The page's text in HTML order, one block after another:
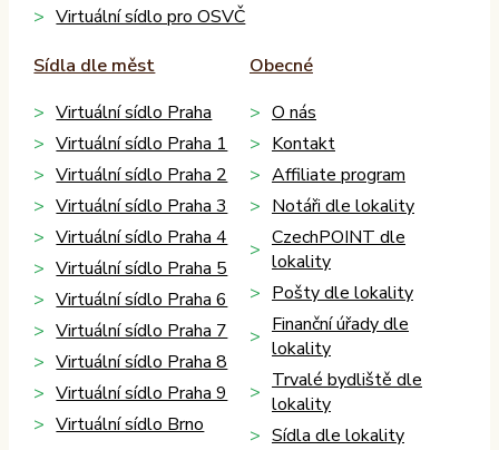
Virtuální sídlo pro OSVČ
Sídla dle měst
Virtuální sídlo Praha
Virtuální sídlo Praha 1
Virtuální sídlo Praha 2
Virtuální sídlo Praha 3
Virtuální sídlo Praha 4
Virtuální sídlo Praha 5
Virtuální sídlo Praha 6
Virtuální sídlo Praha 7
Virtuální sídlo Praha 8
Virtuální sídlo Praha 9
Virtuální sídlo Brno
Obecné
O nás
Kontakt
Affiliate program
Notáři dle lokality
CzechPOINT dle
lokality
Pošty dle lokality
Finanční úřady dle
lokality
Trvalé bydliště dle
lokality
Sídla dle lokality